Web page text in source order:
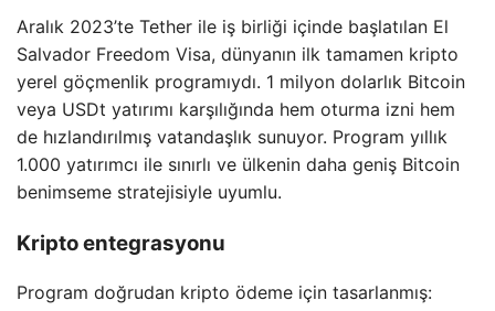
Aralık 2023’te Tether ile iş birliği içinde başlatılan El
Salvador Freedom Visa, dünyanın ilk tamamen kripto
yerel göçmenlik programıydı. 1 milyon dolarlık Bitcoin
veya USDt yatırımı karşılığında hem oturma izni hem
de hızlandırılmış vatandaşlık sunuyor. Program yıllık
1.000 yatırımcı ile sınırlı ve ülkenin daha geniş Bitcoin
benimseme stratejisiyle uyumlu.
Kripto entegrasyonu
Program doğrudan kripto ödeme için tasarlanmış: